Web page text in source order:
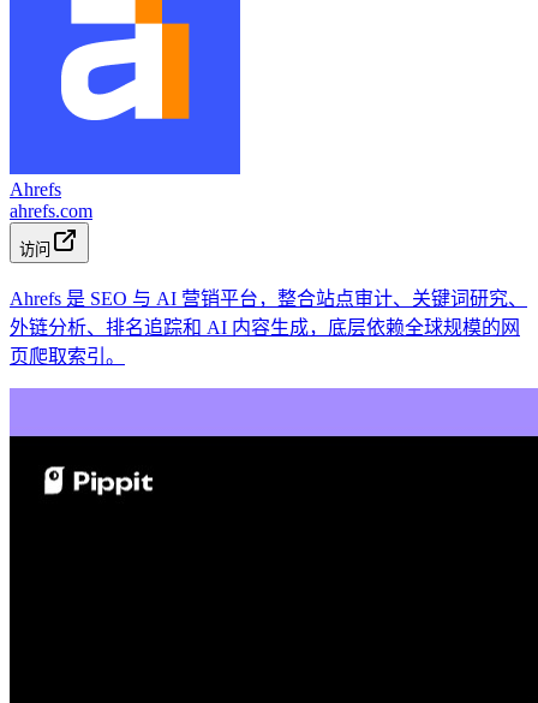
Ahrefs
ahrefs.com
访问
Ahrefs 是 SEO 与 AI 营销平台，整合站点审计、关键词研究、
外链分析、排名追踪和 AI 内容生成，底层依赖全球规模的网
页爬取索引。